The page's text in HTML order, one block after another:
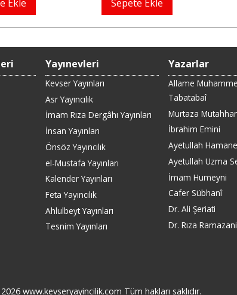
Ekle
Sepete Ekle
Yayınevleri
Kevser Yayınları
Asr Yayıncılık
İmam Rıza Dergâhı Yayınları
İnsan Yayınları
Önsöz Yayıncılık
el-Mustafa Yayınları
Kalender Yayınları
Feta Yayıncılık
Ahlulbeyt Yayınları
Tesnim Yayınları
Yazarlar
Allame
Tabatabaî
Murtaza
İbrahim Emini
Ayetullah
Ayetullah Uzma
İmam Humeyni
Cafer Sübhanî
Dr. Ali Şeriati
Dr. Rıza Ramazani
www.kevseryayincilik.com Tüm hakları saklıdır.